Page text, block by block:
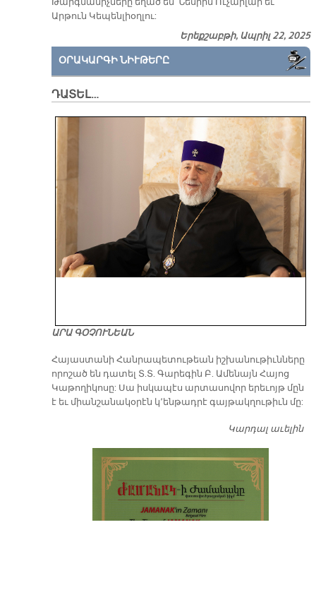
Թարգմանիչները եղած են՝ Նեսրին Ուչարլար եւ
Արթուն Կեպենլիօղլու:
Երեքշաբթի, Ապրիլ 22, 2025
ՕՐԱԿԱՐԳԻ ՆԻՒԹԵՐԸ
ԴԱՏԵԼ…
ԱՐԱ ԳՕՉՈՒՆԵԱՆ
​Հայաստանի Հանրապետութեան իշխանութիւնները
որոշած են դատել Տ.Տ. Գարեգին Բ. Ամենայն Հայոց
Կաթողիկոսը: Սա իսկապէս արտասովոր երեւոյթ մըն
է եւ միանշանակօրէն կ՚ենթադրէ գայթակղութիւն մը:
Կարդալ աւելին